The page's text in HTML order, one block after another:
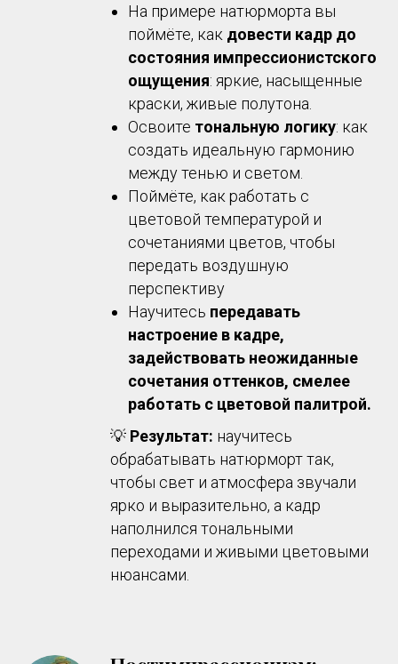
На примере натюрморта вы
поймёте, как довести кадр до
состояния импрессионистского
ощущения: яркие, насыщенные
краски, живые полутона.
Освоите тональную логику: как
создать идеальную гармонию
между тенью и светом.
Поймёте, как работать с
цветовой температурой и
сочетаниями цветов, чтобы
передать воздушную
перспективу
Научитесь передавать
настроение в кадре,
задействовать неожиданные
сочетания оттенков, смелее
работать с цветовой палитрой.
💡 Результат: научитесь
обрабатывать натюрморт так,
чтобы свет и атмосфера звучали
ярко и выразительно, а кадр
наполнился тональными
переходами и живыми цветовыми
нюансами.